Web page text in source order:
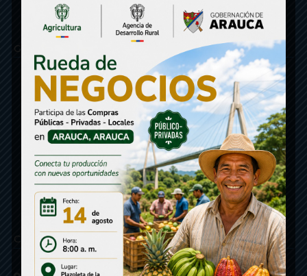
Gobernación de Arauca
Contáctenos
Calle 20 - Carrera 21 Esquina